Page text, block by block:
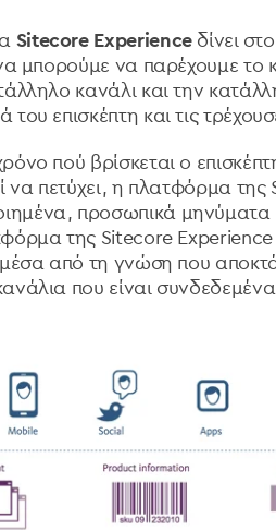
Sitecore Experienceδίνει
μπορούμε να παρέχουμε το
κανάλι και την
του επισκέπτη και τις
πού βρίσκεται ο
να πετύχει, η πλατφόρμα της
προσωπικά μηνύματα
της Sitecore Experience
από τη γνώση που
που είναι